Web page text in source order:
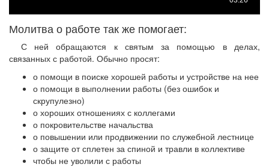
Молитва о работе так же помогает:
С ней обращаются к святым за помощью в делах,
связанных с работой. Обычно просят:
о помощи в поиске хорошей работы и устройстве на нее
о помощи в выполнении работы (без ошибок и
скрупулезно)
о хороших отношениях с коллегами
о покровительстве начальства
о повышении или продвижении по служебной лестнице
о защите от сплетен за спиной и травли в коллективе
чтобы не уволили с работы